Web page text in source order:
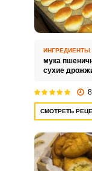
ИНГРЕДИЕНТЫ
мука
сухие
СМОТРЕТЬ